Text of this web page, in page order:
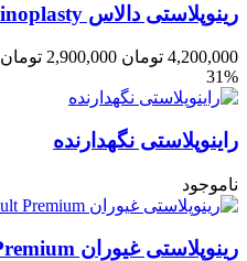
رینوپلاستی دالاس Dallas Rhinoplasty
4,200,000 تومان 2,900,000 تومان
31%
راینوپلاستی نگهدارنده
ناموجود
رینوپلاستی غیوران Rhinoplasty: Expert Consult Premium